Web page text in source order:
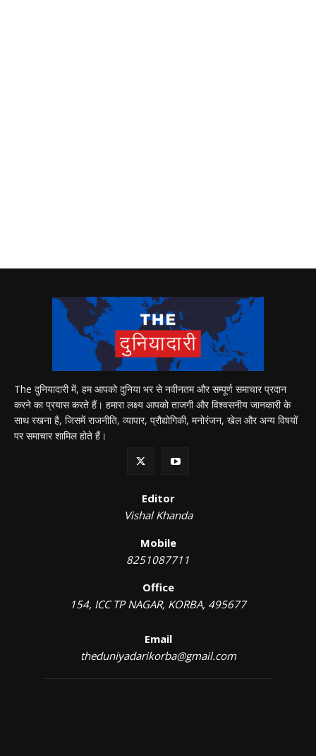
The दुनियादारी में, हम आपको दुनिया भर से नवीनतम और सम्पूर्ण समाचार प्रदान
करने का प्रयास करते हैं। हमारा लक्ष्य आपको ताजगी और विश्वसनीय जानकारी के
साथ रखना है, जिसमें राजनीति, व्यापार, प्रौद्योगिकी, मनोरंजन, खेल और अन्य विषयों
पर समाचार शामिल होते हैं।
Editor
Vishal Khanda
Mobile
8251087711
Office
154, ICC TP NAGAR, KORBA, 495677
Email
theduniyadarikorba@gmail.com